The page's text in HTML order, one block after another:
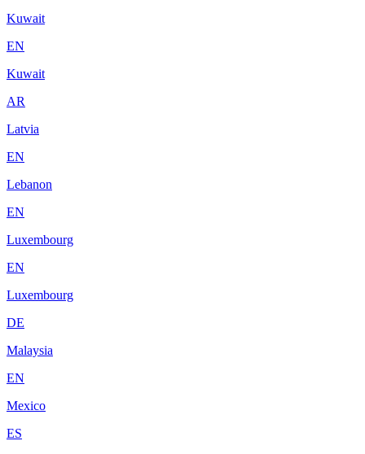
Kuwait
EN
Kuwait
AR
Latvia
EN
Lebanon
EN
Luxembourg
EN
Luxembourg
DE
Malaysia
EN
Mexico
ES